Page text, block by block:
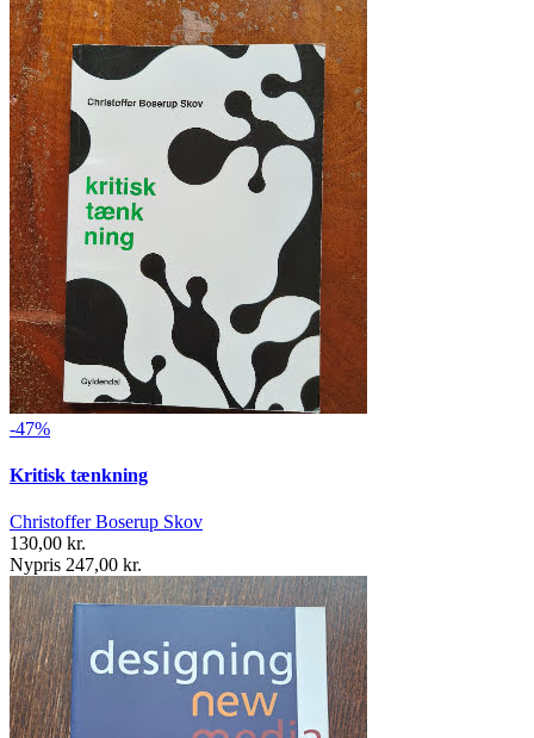
-47%
Kritisk tænkning
Christoffer Boserup Skov
130,00 kr.
Nypris 247,00 kr.